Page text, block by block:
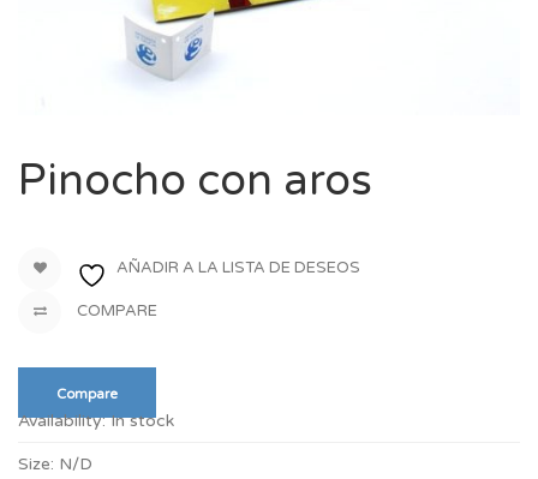
Pinocho con aros
AÑADIR A LA LISTA DE DESEOS
COMPARE
Compare
Availability: In stock
Size: N/D